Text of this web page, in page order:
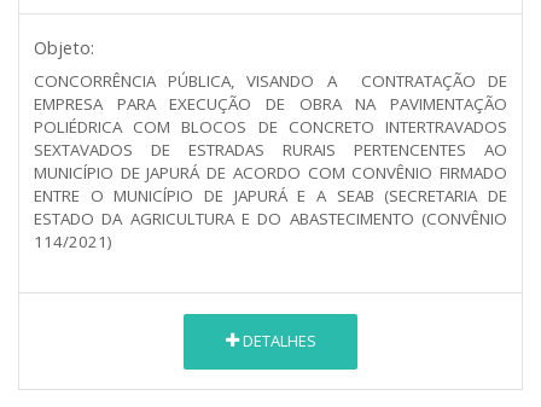
Objeto:
CONCORRÊNCIA PÚBLICA, VISANDO A CONTRATAÇÃO DE
EMPRESA PARA EXECUÇÃO DE OBRA NA PAVIMENTAÇÃO
POLIÉDRICA COM BLOCOS DE CONCRETO INTERTRAVADOS
SEXTAVADOS DE ESTRADAS RURAIS PERTENCENTES AO
MUNICÍPIO DE JAPURÁ DE ACORDO COM CONVÊNIO FIRMADO
ENTRE O MUNICÍPIO DE JAPURÁ E A SEAB (SECRETARIA DE
ESTADO DA AGRICULTURA E DO ABASTECIMENTO (CONVÊNIO
114/2021)
DETALHES